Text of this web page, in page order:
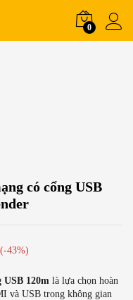
0
có cổng USB
(-43%)
120m là lựa chọn hoàn
và USB trong không gian